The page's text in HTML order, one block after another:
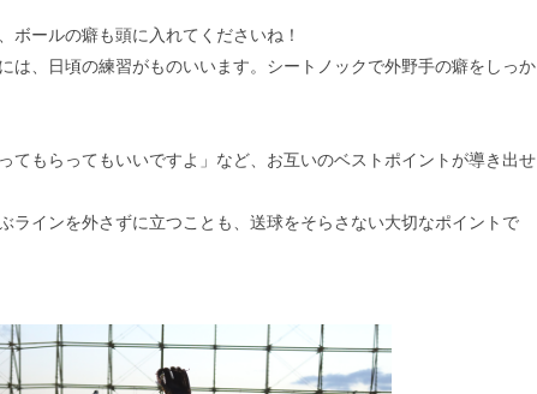
ボールの癖も頭に入れてくださいね！
は、日頃の練習がものいいます。シートノックで外野手の癖をしっか
てもらってもいいですよ」など、お互いのベストポイントが導き出せ
ラインを外さずに立つことも、送球をそらさない大切なポイントで